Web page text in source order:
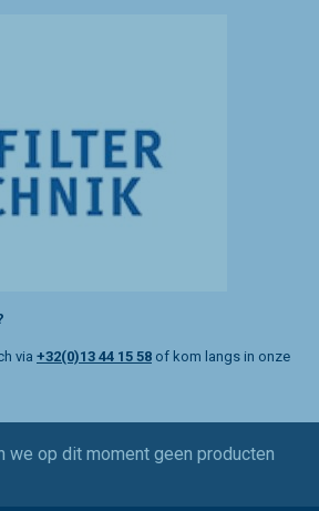
via +32(0)13 44 15 58 of kom langs in onze
we op dit moment geen producten